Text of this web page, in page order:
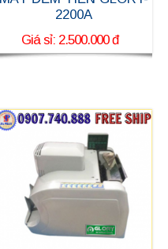
2200A
Giá sỉ: 2.500.000 đ